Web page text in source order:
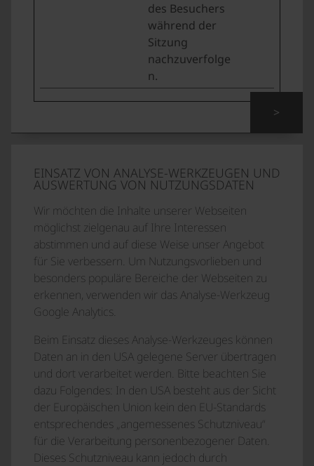
des Besuchers
während der
Sitzung
nachzuverfolge
n.
>
EINSATZ VON ANALYSE-WERKZEUGEN UND
AUSWERTUNG VON NUTZUNGSDATEN
Wir möchten die Inhalte unserer Webseiten
möglichst zielgenau auf Ihre Interessen
abstimmen und auf diese Weise unser Angebot
für Sie verbessern. Um Nutzungsvorlieben und
besonders populäre Bereiche der Webseiten zu
erkennen, verwenden wir das Analyse-Werkzeug
Google Analytics.
Beim Einsatz dieses Analyse-Werkzeuges können
Daten an in den USA gelegene Server übertragen
und dort verarbeitet werden. Bitte beachten Sie
dazu Folgendes: In den USA besteht aus der Sicht
der Europäischen Union kein den EU-Standards
entsprechendes „angemessenes Schutzniveau“
für die Verarbeitung personenbezogener Daten.
Dieses Schutzniveau kann jedoch durch